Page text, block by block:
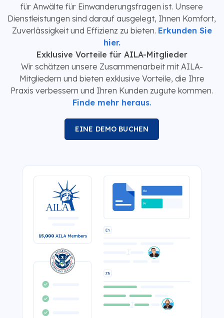
für Anwälte für Einwanderungsfragen ist. Unsere
Dienstleistungen sind darauf ausgelegt, Ihnen Komfort,
Zuverlässigkeit und Effizienz zu bieten. Erkunden Sie
hier.
Exklusive Vorteile für AILA-Mitglieder
Wir schätzen unsere Zusammenarbeit mit AILA-
Mitgliedern und bieten exklusive Vorteile, die Ihre
Praxis verbessern und Ihren Kunden zugute kommen.
Finde mehr heraus.
EINE DEMO BUCHEN